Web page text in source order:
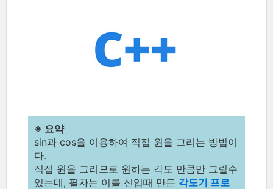
※ 요약
sin과 cos을 이용하여 직접 원을 그리는 방법이
다.
직접 원을 그리므로 원하는 각도 만큼만 그릴수
있는데, 필자는 이를 신입때 만든 각도기 프로